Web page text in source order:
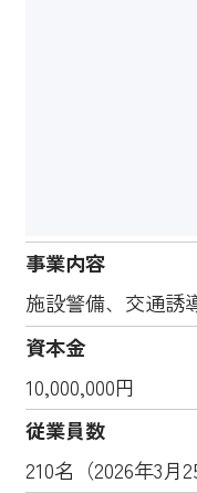
事業内容
施設警備、交通誘
資本金
10,000,000円
従業員数
210名（2026年3月